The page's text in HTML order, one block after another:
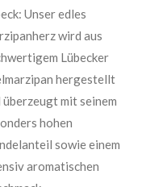
Unser edles
wird aus
Lübecker
hergestellt
überzeugt mit seinem
hohen
sowie einem
aromatischen